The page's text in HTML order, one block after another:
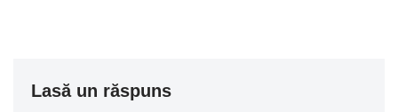
Lasă un răspuns